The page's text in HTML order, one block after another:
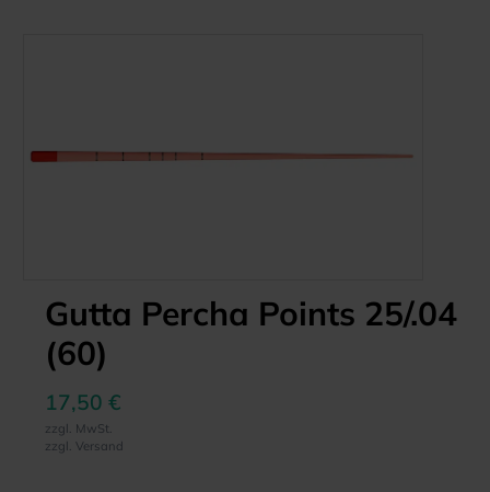
Gutta Percha Points 25/.04
(60)
17,50 €
zzgl. MwSt.
zzgl. Versand